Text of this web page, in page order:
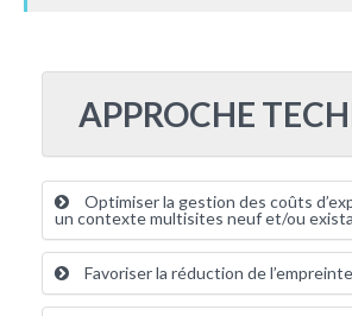
APPROCHE
Optimiser la gestion des coûts
un contexte multisites neuf et/ou
Favoriser la réduction de